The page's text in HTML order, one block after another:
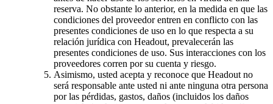
reserva. No obstante lo anterior, en la medida en que las
condiciones del proveedor entren en conflicto con las
presentes condiciones de uso en lo que respecta a su
relación jurídica con Headout, prevalecerán las
presentes condiciones de uso. Sus interacciones con los
proveedores corren por su cuenta y riesgo.
Asimismo, usted acepta y reconoce que Headout no
será responsable ante usted ni ante ninguna otra persona
por las pérdidas, gastos, daños (incluidos los daños